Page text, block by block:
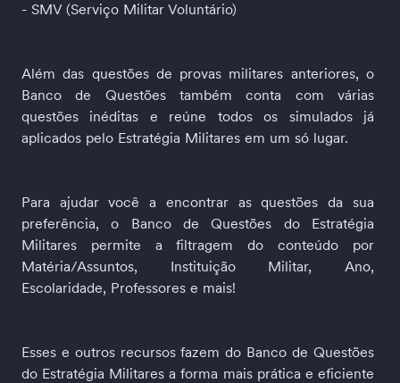
- SMV (Serviço Militar Voluntário)
Além das questões de provas militares anteriores, o
Banco de Questões também conta com várias
questões inéditas e reúne todos os simulados já
aplicados pelo Estratégia Militares em um só lugar.
Para ajudar você a encontrar as questões da sua
preferência, o Banco de Questões do Estratégia
Militares permite a filtragem do conteúdo por
Matéria/Assuntos, Instituição Militar, Ano,
Escolaridade, Professores e mais!
Esses e outros recursos fazem do Banco de Questões
do Estratégia Militares a forma mais prática e eficiente